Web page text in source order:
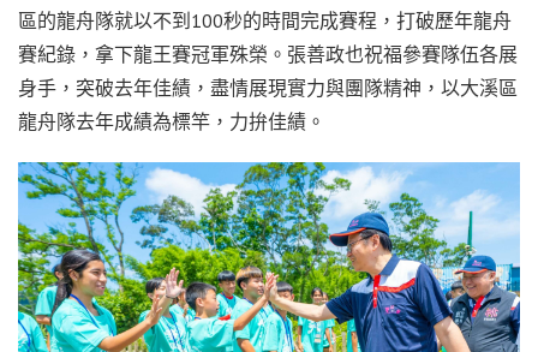
區的龍舟隊就以不到100秒的時間完成賽程，打破歷年龍舟
賽紀錄，拿下龍王賽冠軍殊榮。張善政也祝福參賽隊伍各展
身手，突破去年佳績，盡情展現實力與團隊精神，以大溪區
龍舟隊去年成績為標竿，力拚佳績。